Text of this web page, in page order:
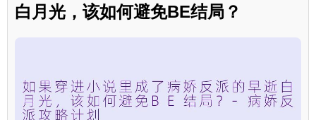
白月光，该如何避免BE结局？